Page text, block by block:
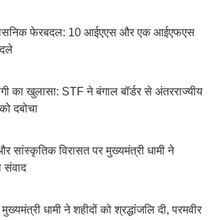
फेरबदल: 10 आईएएस और एक आईएफएस
का खुलासा: STF ने बंगाल बॉर्डर से अंतरराज्यीय
दबोचा
सांस्कृतिक विरासत पर मुख्यमंत्री धामी ने
संवाद
धामी ने शहीदों को श्रद्धांजलि दी, परमवीर